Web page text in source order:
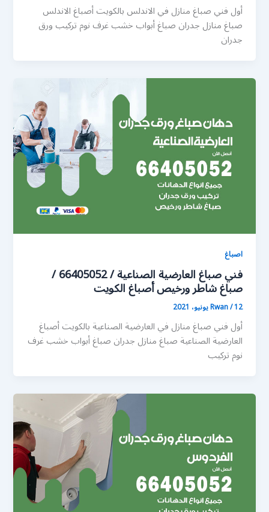
أول فني صباغ منازل في الاندلس بالكويت أصباغ الاندلس
صباغ منازل جدران صباغ أبواب خشب غرف نوم تركيب ورق
جدران
اصباغ
فني صباغ العارضية الصناعية / 66405052 /
صباغ شاطر ورخيص أصباغ الكويت
Rwan/12 يونيو، 2021
أول فني صباغ منازل في العارضية الصناعية بالكويت أصباغ
العارضية الصناعية صباغ منازل جدران صباغ أبواب خشب غرف
نوم تركيب